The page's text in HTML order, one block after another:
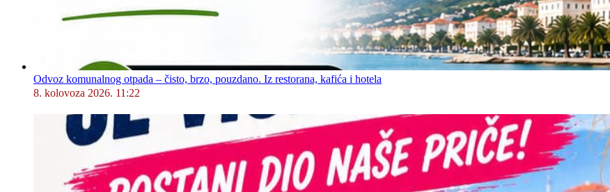
Odvoz komunalnog otpada – čisto, brzo, pouzdano. Iz restorana, kafića i hotela
8. kolovoza 2026. 11:22